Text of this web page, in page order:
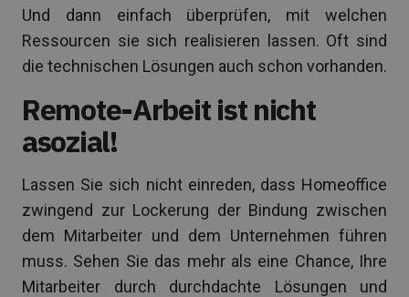
Und dann einfach überprüfen, mit welchen
Ressourcen sie sich realisieren lassen. Oft sind
die technischen Lösungen auch schon vorhanden.
Remote-Arbeit ist nicht
asozial!
Lassen Sie sich nicht einreden, dass Homeoffice
zwingend zur Lockerung der Bindung zwischen
dem Mitarbeiter und dem Unternehmen führen
muss. Sehen Sie das mehr als eine Chance, Ihre
Mitarbeiter durch durchdachte Lösungen und